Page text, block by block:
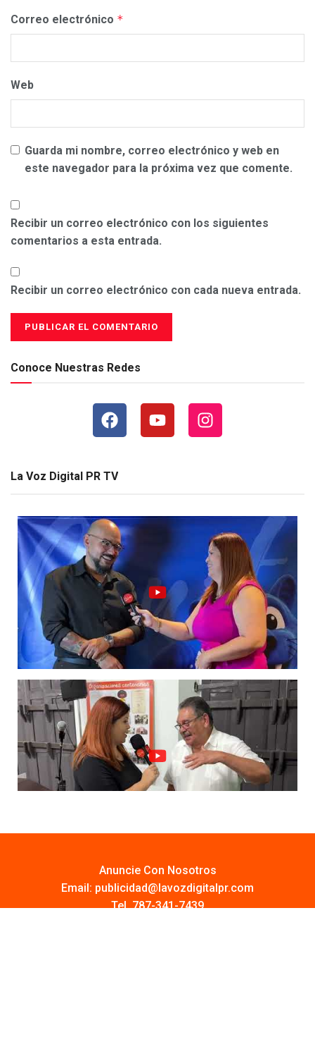
Correo electrónico *
Web
Guarda mi nombre, correo electrónico y web en
este navegador para la próxima vez que comente.
Recibir un correo electrónico con los siguientes
comentarios a esta entrada.
Recibir un correo electrónico con cada nueva entrada.
Conoce Nuestras Redes
La Voz Digital PR TV
Anuncie Con Nosotros
Email: publicidad@lavozdigitalpr.com
Tel. 787-341-7439